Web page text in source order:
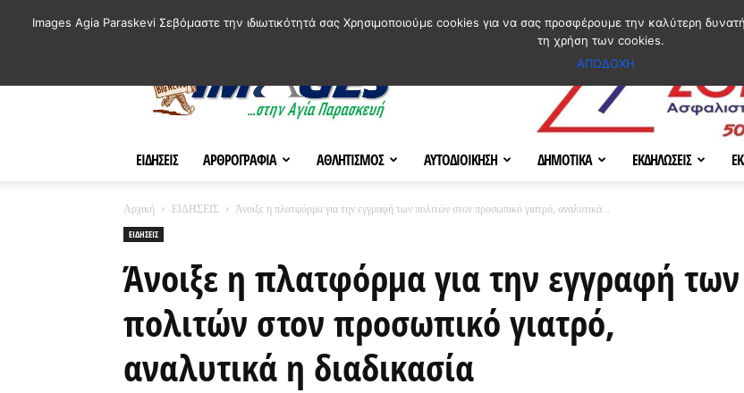
ΕΙΔΗΣΕΙΣ ΑΡΘΡΟΓΡΑΦΙΑ ΑΘΛΗΤΙΣΜΟΣ ΑΥΤΟΔΙΟΙΚΗΣΗ ΔΗΜΟΤΙΚΑ ΕΚΔΗΛΩΣΕΙΣ
Αρχική ΕΙΔΗΣΕΙΣ
Άνοιξε η πλατφόρμα για την εγγραφή των πολιτών στον προσωπικό γιατρό, αναλυτικά...
ΕΙΔΗΣΕΙΣ
Άνοιξε η πλατφόρμα για την εγγραφή των
πολιτών στον προσωπικό γιατρό,
αναλυτικά η διαδικασία
Images Agia Paraskevi Σεβόμαστε την ιδιωτικότητά σας Χρησιμοποιούμε cookies για να σας προσφέρουμε την καλύτερη
τη χρήση των cookies.
ΑΠΟΔΟΧΗ